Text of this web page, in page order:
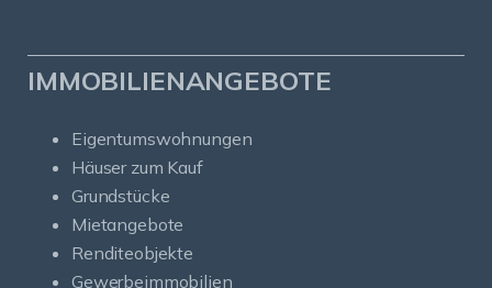
IMMOBILIENANGEBOTE
Eigentumswohnungen
Häuser zum Kauf
Grundstücke
Mietangebote
Renditeobjekte
Gewerbeimmobilien